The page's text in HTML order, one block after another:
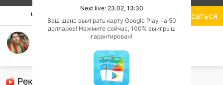
Чат
[ 1080p ] FORTNITE ซ้อม Blitz Royale 🤙😗
Рекомендованные стримеры
Подписаться
Next live: 23.02, 13:30
Ваш шанс выиграть карту Google Play на 50
долларов! Нажмите сейчас, 100% выигрыш
гарантирован!